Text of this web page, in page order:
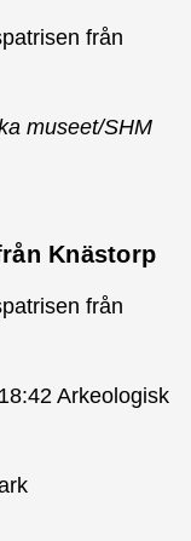
museet/SHM
Knästorp
Arkeologisk